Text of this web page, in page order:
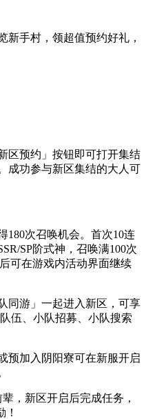
新手村，领超值预约好礼，
区预约」按钮即可打开集结
成功参与新区集结的大人可
180次召唤机会。首次10连
SP阶式神，召唤满100次
可在游戏内活动界面继续
同游」一起进入新区，可享
伍、小队招募、小队搜索
预加入阴阳寮可在新服开启
，新区开启后完成任务，
！